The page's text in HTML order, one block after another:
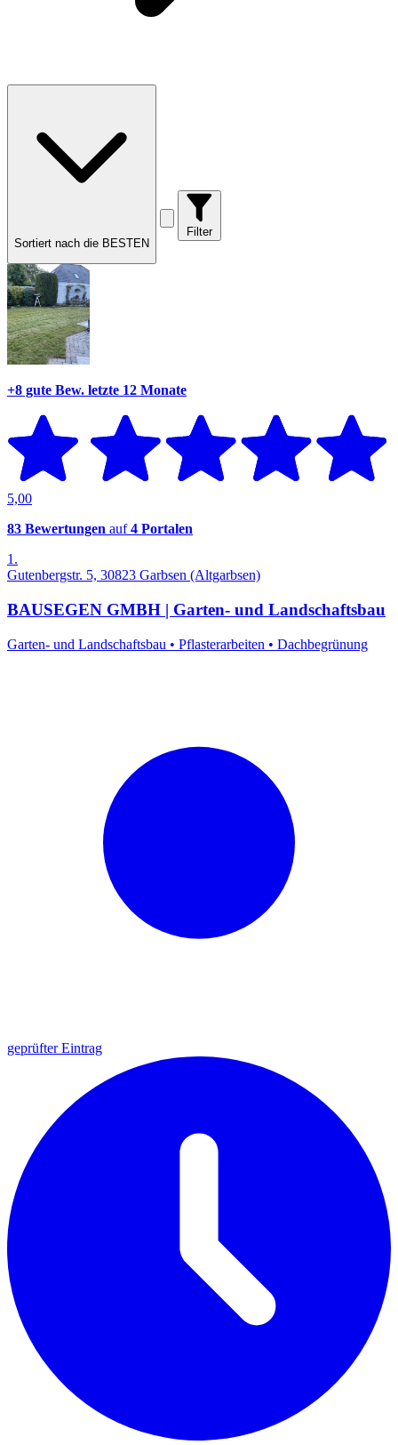
Sortiert nach die BESTEN
Filter
+8 gute Bew. letzte 12 Monate
5,00
83 Bewertungen auf4 Portalen
1.
Gutenbergstr. 5, 30823 Garbsen (Altgarbsen)
BAUSEGEN GMBH | Garten- und Landschaftsbau
Garten- und Landschaftsbau • Pflasterarbeiten • Dachbegrünung
geprüfter Eintrag